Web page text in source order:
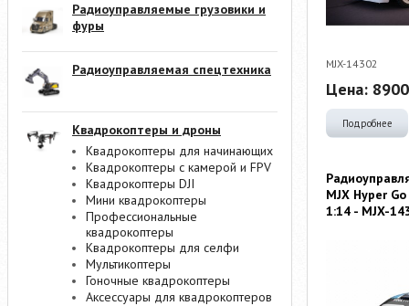
Радиоуправляемые грузовики и
фуры
Радиоуправляемая спецтехника
Квадрокоптеры и дроны
Квадрокоптеры для начинающих
Квадрокоптеры с камерой и FPV
Квадрокоптеры DJI
Мини квадрокоптеры
Профессиональные
квадрокоптеры
Квадрокоптеры для селфи
Мультикоптеры
Гоночные квадрокоптеры
Аксессуары для квадрокоптеров
MJX-14302
Цена: 8900
Подробнее
MJX Hyper
1:14 - MJX-